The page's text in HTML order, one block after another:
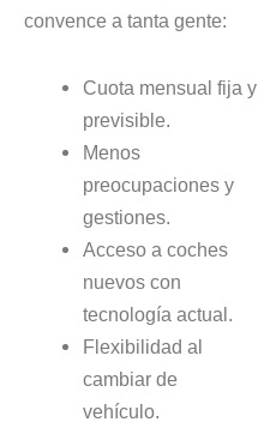
convence a tanta gente:
Cuota mensual fija y
previsible.
Menos
preocupaciones y
gestiones.
Acceso a coches
nuevos con
tecnología actual.
Flexibilidad al
cambiar de
vehículo.